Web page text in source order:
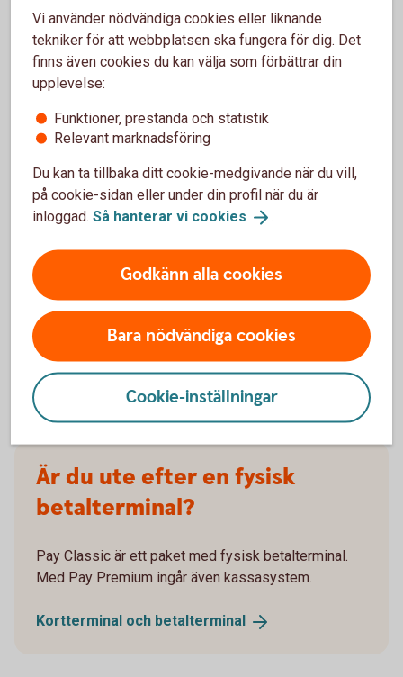
Vad är en SoftPos-terminal?
Vad är fördelarna med att ta betalt i mobilen?
Hur många anslutna enheter kan jag ha i Pay
SoftPOS?
Måste enheten vara kopplad till min kassa eller
kan den fungera fristående?
För vilken typ av företag passar Pay SoftPOS?
Vilka mobiler och surfplattor funkar med
Vad är kortinlösen?
Är du ute efter en fysisk
betalterminal?
Pay Classic är ett paket med fysisk betalterminal.
Med Pay Premium ingår även kassasystem.
Kortterminal och betalterminal
Vi använder nödvändiga cookies eller liknande
tekniker för att webbplatsen ska fungera för dig. Det
finns även cookies du kan välja som förbättrar din
upplevelse:
Funktioner, prestanda och statistik
Relevant marknadsföring
Du kan ta tillbaka ditt cookie-medgivande när du vill,
på cookie-sidan eller under din profil när du är
inloggad. Så hanterar vi cookies .
Godkänn alla cookies
Bara nödvändiga cookies
Cookie-inställningar